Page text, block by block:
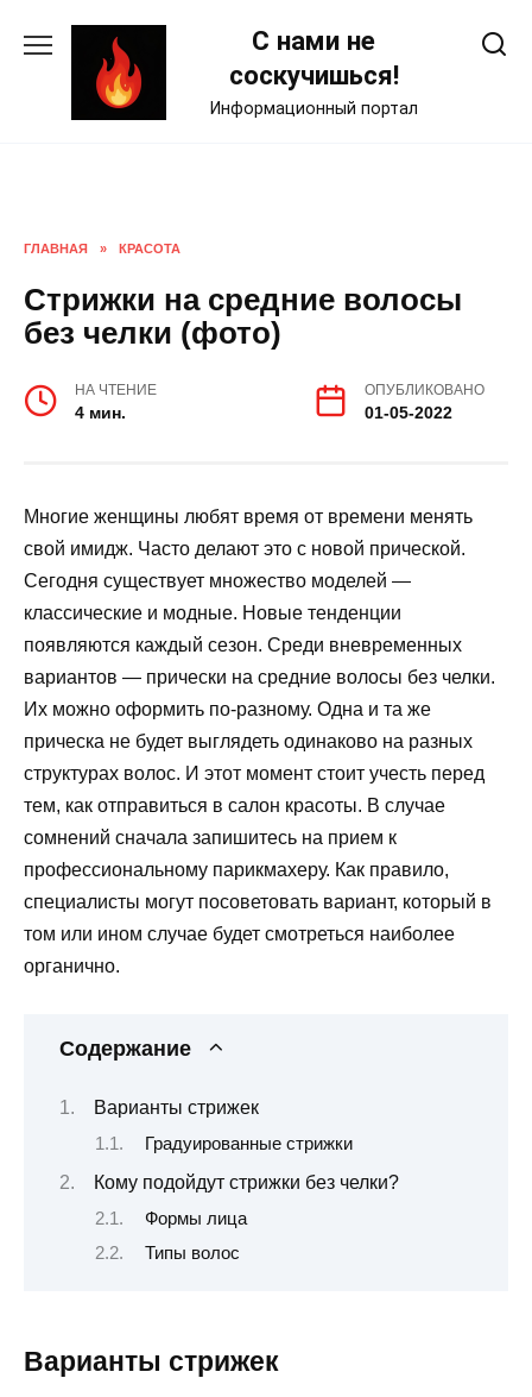
С нами не
соскучишься!
Информационный портал
ГЛАВНАЯ » КРАСОТА
Стрижки на средние волосы
без челки (фото)
НА ЧТЕНИЕ
4 мин.
ОПУБЛИКОВАНО
01-05-2022
Многие женщины любят время от времени менять
свой имидж. Часто делают это с новой прической.
Сегодня существует множество моделей —
классические и модные. Новые тенденции
появляются каждый сезон. Среди вневременных
вариантов — прически на средние волосы без челки.
Их можно оформить по-разному. Одна и та же
прическа не будет выглядеть одинаково на разных
структурах волос. И этот момент стоит учесть перед
тем, как отправиться в салон красоты. В случае
сомнений сначала запишитесь на прием к
профессиональному парикмахеру. Как правило,
специалисты могут посоветовать вариант, который в
том или ином случае будет смотреться наиболее
органично.
Содержание
Варианты стрижек
Градуированные стрижки
Кому подойдут стрижки без челки?
Формы лица
Типы волос
Варианты стрижек